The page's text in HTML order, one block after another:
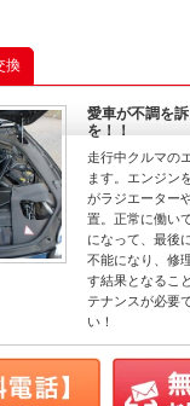
換
愛車が不調を
を！！
走行中クルマの
ます。エンジン
がラジエーター
置。正常に働い
になって、最後
不能になり、修
す結果となるこ
テナンスが必要
い！